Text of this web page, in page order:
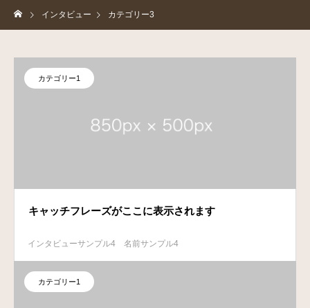
インタビュー カテゴリー3
カテゴリー1
キャッチフレーズがここに表示されます
インタビューサンプル4 名前サンプル4
カテゴリー1